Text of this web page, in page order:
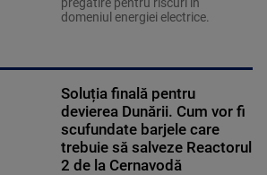
domeniul energiei electrice.
Soluția finală pentru
devierea Dunării. Cum vor fi
scufundate barjele care
trebuie să salveze Reactorul
2 de la Cernavodă